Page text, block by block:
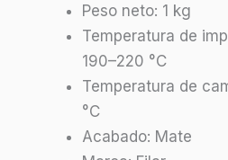
Peso neto: 1 kg
Temperatura de
190–220 °C
Temperatura de
°C
Acabado: Mate